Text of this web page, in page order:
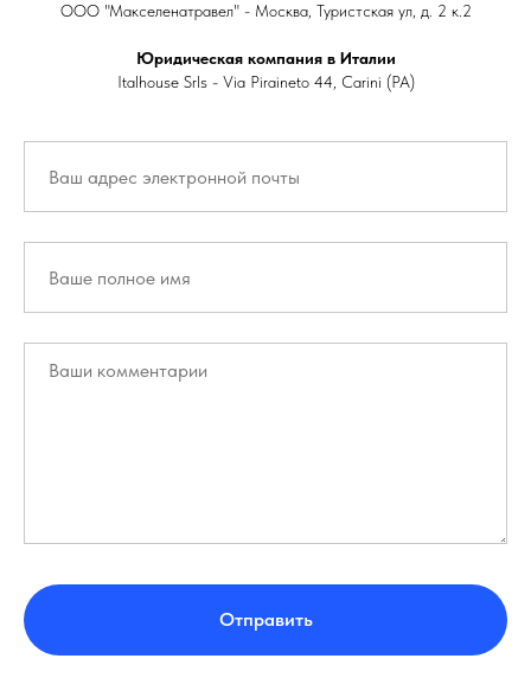
ООО "Макселенатравел" - Москва, Туристская ул, д. 2 к.2
Юридическая компания в Италии
Italhouse Srls - Via Piraineto 44, Carini (PA)
Отправить